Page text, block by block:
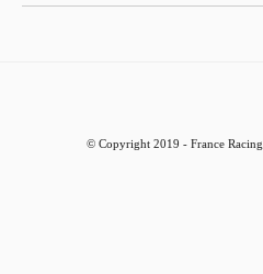
© Copyright 2019 - France Racing